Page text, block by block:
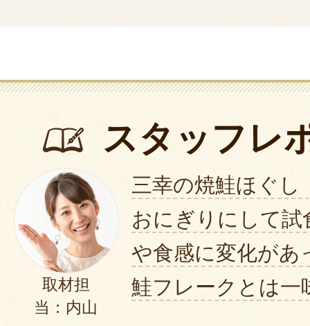
スタッフレ
取材担
当：内山
三幸の焼鮭ほぐし
おにぎりにして試
や食感に変化があ
鮭フレークとは一